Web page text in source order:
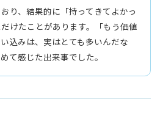
り、結果的に「持ってきてよかっ
けたことがあります。「もう価値
込みは、実はとても多いんだな
て感じた出来事でした。